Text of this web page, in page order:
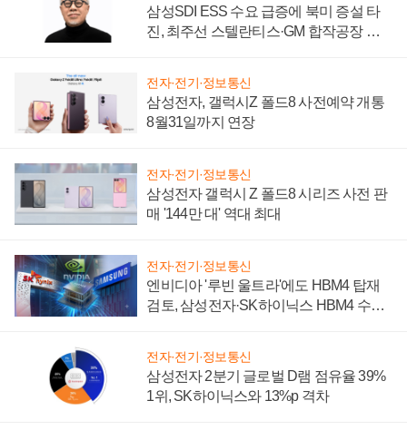
삼성SDI ESS 수요 급증에 북미 증설 타
진, 최주선 스텔란티스·GM 합작공장 건
전자·전기·정보통신
삼성전자, 갤럭시Z 폴드8 사전예약 개통
8월31일까지 연장
전자·전기·정보통신
삼성전자 갤럭시 Z 폴드8 시리즈 사전 판
매 '144만 대' 역대 최대
전자·전기·정보통신
엔비디아 '루빈 울트라'에도 HBM4 탑재
검토, 삼성전자·SK하이닉스 HBM4 수율
전자·전기·정보통신
삼성전자 2분기 글로벌 D램 점유율 39%
1위, SK하이닉스와 13%p 격차